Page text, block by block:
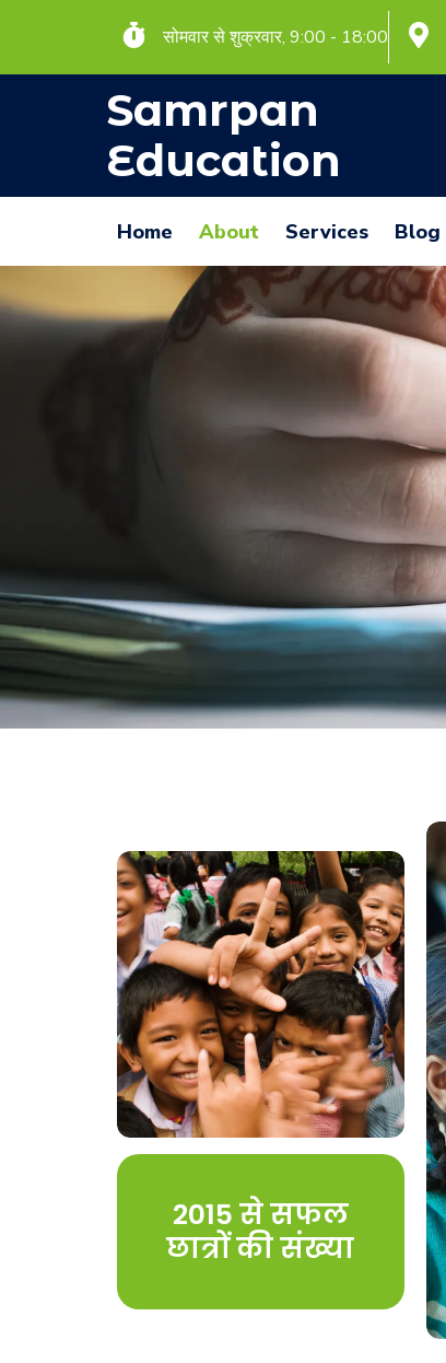
सोमवार से शुक्रवार, 9:00 - 18:00
Samrpan
Education
Home About Services Blog
2015 से सफल
छात्रों की संख्या